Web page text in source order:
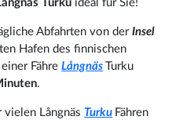
Turku ideal für Sie!
Abfahrten von derInsel
Hafen des finnischen
einer FähreLångnäs Turku
.
vielen LångnäsTurku Fähren